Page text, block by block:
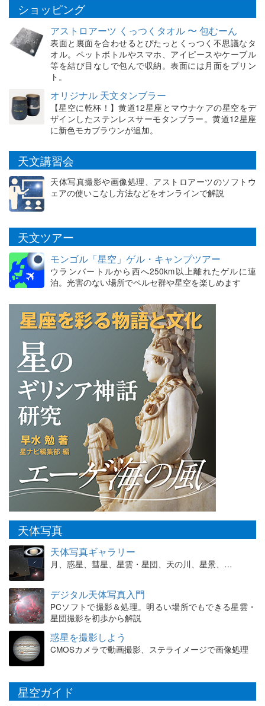
ショッピング
アストロアーツ くっつくタオル 〜 包むーん
表面と裏面を合わせるとぴたっとくっつく不思議なタ
オル。ペットボトルやスマホ、アイピースやケーブル
等を結び目なしで包んで収納。表面には月面をプリン
ト。
オリジナル 天文タンブラー
【星空に乾杯！】黄道12星座とマウナケアの星空をデ
ザインしたステンレスサーモタンブラー。黄道12星座
に新色モカブラウンが追加。
天文講習会
天体写真撮影や画像処理、アストロアーツのソフトウ
ェアの使いこなし方法などをオンラインで解説
天文ツアー
モンゴル「星空」ゲル・キャンプツアー
ウランバートルから西へ250km以上離れたゲルに連
泊。光害のない場所でペルセ群や星空を楽しめます
天体写真
天体写真ギャラリー
月、惑星、彗星、星雲・星団、天の川、星景、…
デジタル天体写真入門
PCソフトで撮影＆処理。明るい場所でもできる星雲・
星団撮影を初歩から解説
惑星を撮影しよう
CMOSカメラで動画撮影、ステライメージで画像処理
星空ガイド